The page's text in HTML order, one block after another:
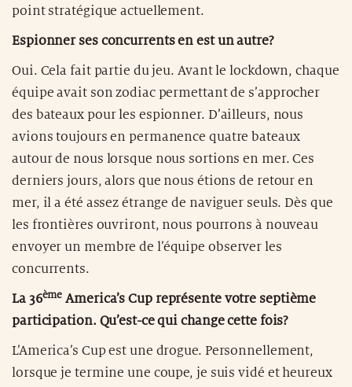
point stratégique actuellement.
Espionner ses concurrents en est un autre?
Oui. Cela fait partie du jeu. Avant le lockdown, chaque
équipe avait son zodiac permettant de s’approcher
des bateaux pour les espionner. D’ailleurs, nous
avions toujours en permanence quatre bateaux
autour de nous lorsque nous sortions en mer. Ces
derniers jours, alors que nous étions de retour en
mer, il a été assez étrange de naviguer seuls. Dès que
les frontières ouvriront, nous pourrons à nouveau
envoyer un membre de l’équipe observer les
concurrents.
La 36ème America’s Cup représente votre septième
participation. Qu’est-ce qui change cette fois?
L’America’s Cup est une drogue. Personnellement,
lorsque je termine une coupe, je suis vidé et heureux